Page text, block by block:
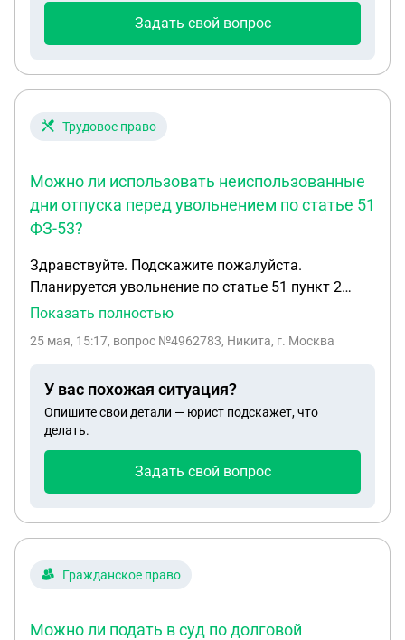
записан на отца), так же есть неофициальный
пишут, что я имею права на ровне с
выплату, так ли это ? спасибо
Задать свой вопрос
Трудовое право
Можно ли использовать неиспользованные
дни отпуска перед увольнением по статье 51
ФЗ-53?
Здравствуйте. Подскажите пожалуйста.
Планируется увольнение по статье 51 пункт 2
подпункт е2 ФЗ 53. Дата увольнения пока не
отгулять перед увольнением оставшиеся дни
Показать полностью
25 мая, 15:17, вопрос №4962783, Никита, г. Москва
У вас похожая ситуация?
Опишите свои детали — юрист подскажет, что
делать.
Задать свой вопрос
Гражданское право
Можно ли подать в суд по долговой